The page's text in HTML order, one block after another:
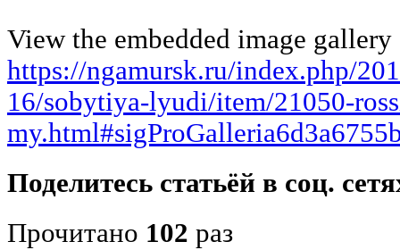
View the embedded image
https://ngamursk.ru/index.php/
16/sobytiya-lyudi/item/21050-
Поделитесь статьёй в соц.
Прочитано 102 раз